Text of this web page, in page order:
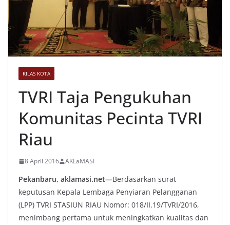
KILAS KOTA
TVRI Taja Pengukuhan
Komunitas Pecinta TVRI
Riau
8 April 2016 AKLaMASI
Pekanbaru, aklamasi.net—Berdasarkan surat
keputusan Kepala Lembaga Penyiaran Pelangganan
(LPP) TVRI STASIUN RIAU Nomor: 018/II.19/TVRI/2016,
menimbang pertama untuk meningkatkan kualitas dan